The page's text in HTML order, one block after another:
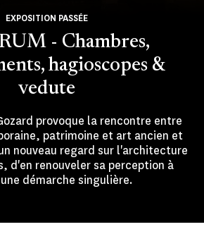
- Chambres,
hagioscopes &
vedute
EXPOSITION PASSÉE
provoque la rencontre entre
patrimoine et art ancien et
nouveau regard sur l'architecture
d'en renouveler sa perception à
démarche singulière.